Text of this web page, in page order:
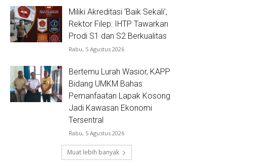
Miliki Akreditasi ‘Baik Sekali’,
Rektor Filep: IHTP Tawarkan
Prodi S1 dan S2 Berkualitas
Rabu, 5 Agustus 2026
Bertemu Lurah Wasior, KAPP
Bidang UMKM Bahas
Pemanfaatan Lapak Kosong
Jadi Kawasan Ekonomi
Tersentral
Rabu, 5 Agustus 2026
Muat lebih banyak